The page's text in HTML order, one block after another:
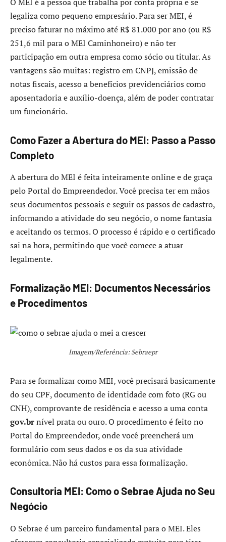
legaliza como pequeno empresário. Para ser MEI, é
preciso faturar no máximo até R$ 81.000 por ano (ou R$
251,6 mil para o MEI Caminhoneiro) e não ter
participação em outra empresa como sócio ou titular. As
vantagens são muitas: registro em CNPJ, emissão de
notas fiscais, acesso a benefícios previdenciários como
aposentadoria e auxílio-doença, além de poder contratar
um funcionário.
Como Fazer a Abertura do MEI: Passo a Passo
Completo
A abertura do MEI é feita inteiramente online e de graça
pelo Portal do Empreendedor. Você precisa ter em mãos
seus documentos pessoais e seguir os passos de cadastro,
informando a atividade do seu negócio, o nome fantasia
e aceitando os termos. O processo é rápido e o certificado
sai na hora, permitindo que você comece a atuar
legalmente.
Formalização MEI: Documentos Necessários
e Procedimentos
Imagem/Referência: Sebraepr
Para se formalizar como MEI, você precisará basicamente
do seu CPF, documento de identidade com foto (RG ou
CNH), comprovante de residência e acesso a uma conta
gov.brnível prata ou ouro. O procedimento é feito no
Portal do Empreendedor, onde você preencherá um
formulário com seus dados e os da sua atividade
econômica. Não há custos para essa formalização.
Consultoria MEI: Como o Sebrae Ajuda no Seu
Negócio
O Sebrae é um parceiro fundamental para o MEI. Eles